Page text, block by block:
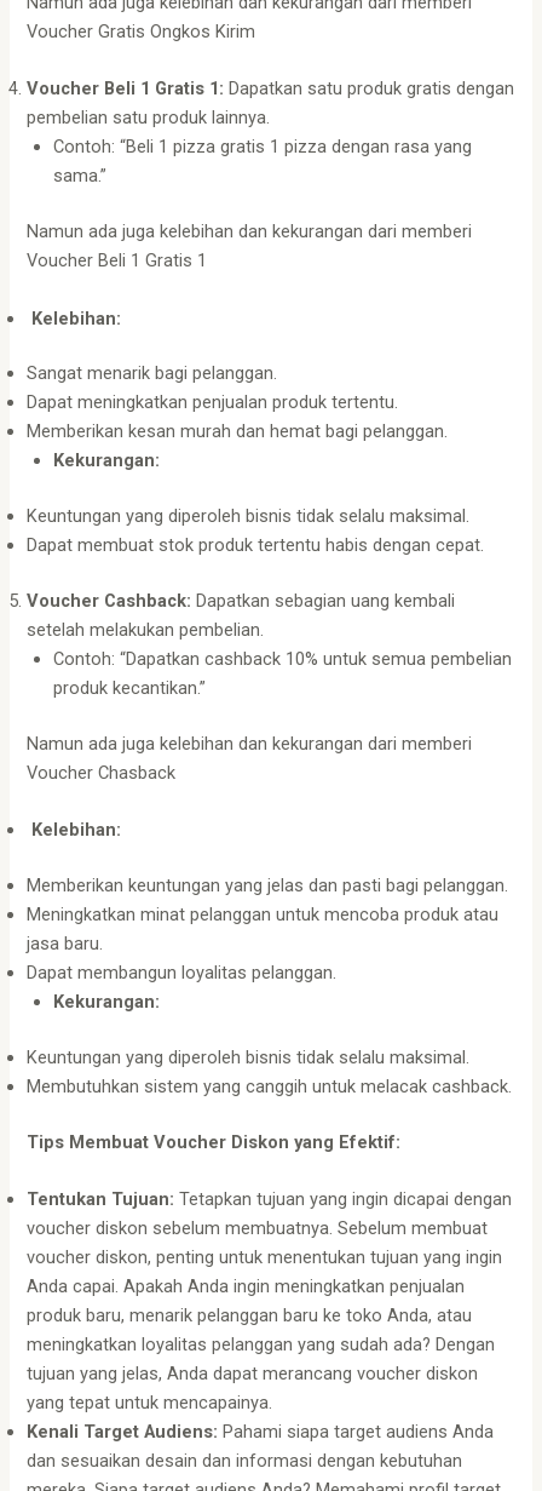
Voucher Gratis Ongkos Kirim
Voucher Beli 1 Gratis 1: Dapatkan satu produk gratis dengan
pembelian satu produk lainnya.
Contoh: “Beli 1 pizza gratis 1 pizza dengan rasa yang
sama.”
Namun ada juga kelebihan dan kekurangan dari memberi
Voucher Beli 1 Gratis 1
Kelebihan:
Sangat menarik bagi pelanggan.
Dapat meningkatkan penjualan produk tertentu.
Memberikan kesan murah dan hemat bagi pelanggan.
Kekurangan:
Keuntungan yang diperoleh bisnis tidak selalu maksimal.
Dapat membuat stok produk tertentu habis dengan cepat.
Voucher Cashback: Dapatkan sebagian uang kembali
setelah melakukan pembelian.
Contoh: “Dapatkan cashback 10% untuk semua pembelian
produk kecantikan.”
Namun ada juga kelebihan dan kekurangan dari memberi
Voucher Chasback
Kelebihan:
Memberikan keuntungan yang jelas dan pasti bagi pelanggan.
Meningkatkan minat pelanggan untuk mencoba produk atau
jasa baru.
Dapat membangun loyalitas pelanggan.
Kekurangan:
Keuntungan yang diperoleh bisnis tidak selalu maksimal.
Membutuhkan sistem yang canggih untuk melacak cashback.
Tips Membuat Voucher Diskon yang Efektif:
Tentukan Tujuan: Tetapkan tujuan yang ingin dicapai dengan
voucher diskon sebelum membuatnya. Sebelum membuat
voucher diskon, penting untuk menentukan tujuan yang ingin
Anda capai. Apakah Anda ingin meningkatkan penjualan
produk baru, menarik pelanggan baru ke toko Anda, atau
meningkatkan loyalitas pelanggan yang sudah ada? Dengan
tujuan yang jelas, Anda dapat merancang voucher diskon
yang tepat untuk mencapainya.
Kenali Target Audiens: Pahami siapa target audiens Anda
dan sesuaikan desain dan informasi dengan kebutuhan